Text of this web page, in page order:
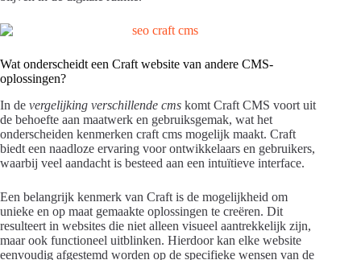
Wat onderscheidt een Craft website van andere CMS-
oplossingen?
In de vergelijking verschillende cms komt Craft CMS voort uit
de behoefte aan maatwerk en gebruiksgemak, wat het
onderscheiden kenmerken craft cms mogelijk maakt. Craft
biedt een naadloze ervaring voor ontwikkelaars en gebruikers,
waarbij veel aandacht is besteed aan een intuïtieve interface.
Een belangrijk kenmerk van Craft is de mogelijkheid om
unieke en op maat gemaakte oplossingen te creëren. Dit
resulteert in websites die niet alleen visueel aantrekkelijk zijn,
maar ook functioneel uitblinken. Hierdoor kan elke website
eenvoudig afgestemd worden op de specifieke wensen van de